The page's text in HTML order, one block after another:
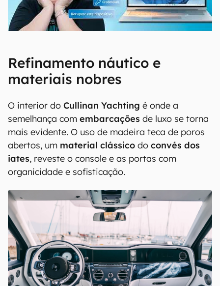
00:00 04:52
Refinamento náutico e
materiais nobres
O interior do Cullinan Yachting é onde a
semelhança com embarcações de luxo se torna
mais evidente. O uso de madeira teca de poros
abertos, um material clássico do convés dos
iates, reveste o console e as portas com
organicidade e sofisticação.